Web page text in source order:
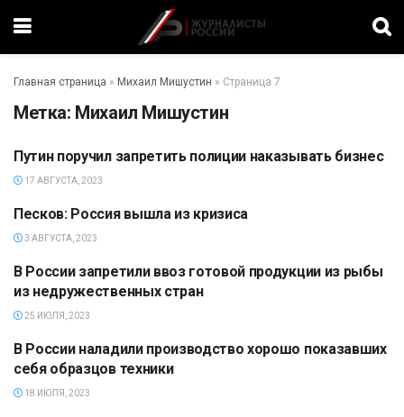
Главная страница » Михаил Мишустин » Страница 7
Метка: Михаил Мишустин
ПОЛИТИКА
Путин поручил запретить полиции наказывать бизнес
17 АВГУСТА, 2023
ПОЛИТИКА
Песков: Россия вышла из кризиса
3 АВГУСТА, 2023
ЭКОНОМИКА
В России запретили ввоз готовой продукции из рыбы
из недружественных стран
25 ИЮЛЯ, 2023
ТЕХНОЛОГИИ
В России наладили производство хорошо показавших
себя образцов техники
18 ИЮЛЯ, 2023